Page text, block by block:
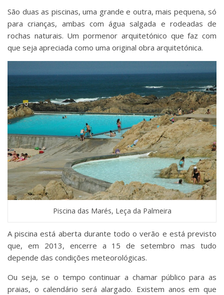
São duas as piscinas, uma grande e outra, mais pequena, só
para crianças, ambas com água salgada e rodeadas de
rochas naturais. Um pormenor arquitetónico que faz com
que seja apreciada como uma original obra arquitetónica.
Piscina das Marés, Leça da Palmeira
A piscina está aberta durante todo o verão e está previsto
que, em 2013, encerre a 15 de setembro mas tudo
depende das condições meteorológicas.
Ou seja, se o tempo continuar a chamar público para as
praias, o calendário será alargado. Existem anos em que